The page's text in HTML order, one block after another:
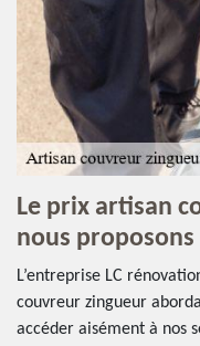
Le prix artisan
nous proposons
L’entreprise LC
couvreur zingueur
accéder aisément à nos